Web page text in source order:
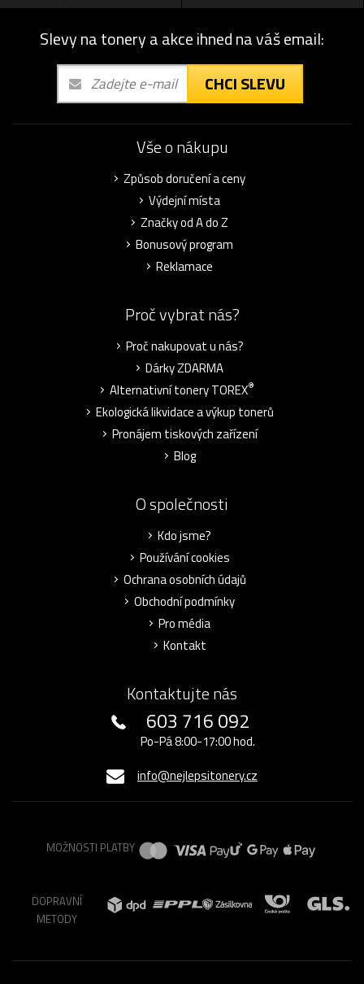
Slevy na tonery a akce ihned na váš email:
CHCI SLEVU
Vše o nákupu
Způsob doručení a ceny
Výdejní místa
Značky od A do Z
Bonusový program
Reklamace
Proč vybrat nás?
Proč nakupovat u nás?
Dárky ZDARMA
Alternativní tonery TOREX®
Ekologická likvidace a výkup tonerů
Pronájem tiskových zařízení
Blog
O společnosti
Kdo jsme?
Používání cookies
Ochrana osobních údajů
Obchodní podmínky
Pro média
Kontakt
Kontaktujte nás
603 716 092
Po-Pá 8:00-17:00 hod.
info@nejlepsitonery.cz
MOŽNOSTI PLATBY
DOPRAVNÍ
METODY